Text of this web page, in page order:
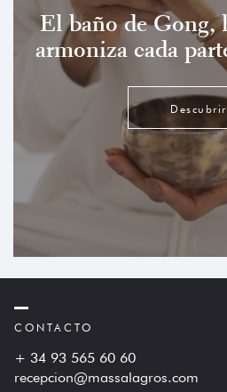
El baño de Gong,
armoniza cada
Descubrir
CONTACTO
+ 34 93 565 60 60
recepcion@massalagros.com